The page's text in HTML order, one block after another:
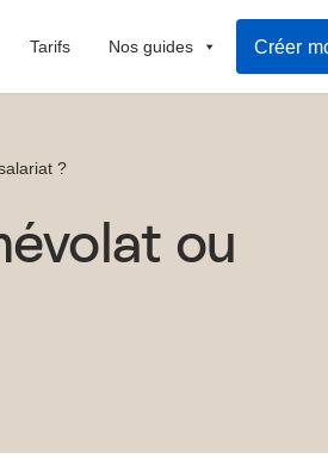
Tarifs Nos guides
?
ou